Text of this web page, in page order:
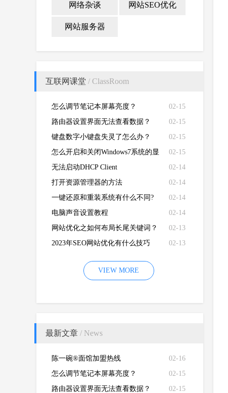
网络杂谈 网站SEO优化
网站服务器
互联网课堂 / ClassRoom
02-15
怎么调节笔记本屏幕亮度？
02-15
路由器设置界面无法查看数据？
02-15
键盘数字小键盘失灵了怎么办？
02-15
怎么开启和关闭Windows7系统的显
卡硬件加速功能
02-14
无法启动DHCP Client
02-14
打开资源管理器的方法
02-14
一键还原和重装系统有什么不同?
02-14
电脑声音设置教程
02-13
网站优化之如何布局长尾关键词？
02-13
2023年SEO网站优化有什么技巧
VIEW MORE
最新文章 / News
02-16
陈一碗®面馆加盟热线
02-15
怎么调节笔记本屏幕亮度？
02-15
路由器设置界面无法查看数据？